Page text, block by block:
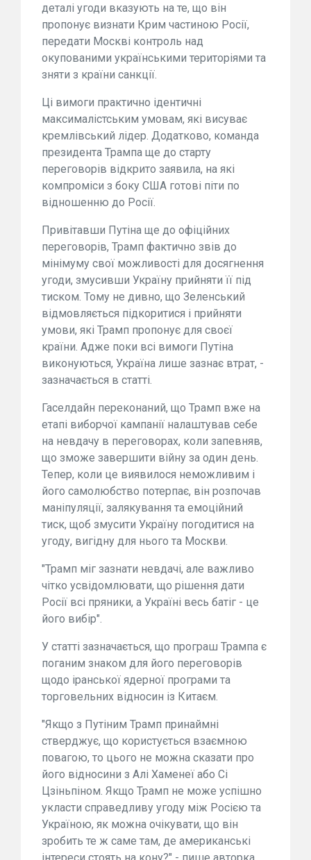
деталі угоди вказують на те, що він
пропонує визнати Крим частиною Росії,
передати Москві контроль над
окупованими українськими територіями та
зняти з країни санкції.
Ці вимоги практично ідентичні
максималістським умовам, які висуває
кремлівський лідер. Додатково, команда
президента Трампа ще до старту
переговорів відкрито заявила, на які
компроміси з боку США готові піти по
відношенню до Росії.
Привітавши Путіна ще до офіційних
переговорів, Трамп фактично звів до
мінімуму свої можливості для досягнення
угоди, змусивши Україну прийняти її під
тиском. Тому не дивно, що Зеленський
відмовляється підкоритися і прийняти
умови, які Трамп пропонує для своєї
країни. Адже поки всі вимоги Путіна
виконуються, Україна лише зазнає втрат, -
зазначається в статті.
Гаселдайн переконаний, що Трамп вже на
етапі виборчої кампанії налаштував себе
на невдачу в переговорах, коли запевняв,
що зможе завершити війну за один день.
Тепер, коли це виявилося неможливим і
його самолюбство потерпає, він розпочав
маніпуляції, залякування та емоційний
тиск, щоб змусити Україну погодитися на
угоду, вигідну для нього та Москви.
"Трамп міг зазнати невдачі, але важливо
чітко усвідомлювати, що рішення дати
Росії всі пряники, а Україні весь батіг - це
його вибір".
У статті зазначається, що програш Трампа є
поганим знаком для його переговорів
щодо іранської ядерної програми та
торговельних відносин із Китаєм.
"Якщо з Путіним Трамп принаймні
стверджує, що користується взаємною
повагою, то цього не можна сказати про
його відносини з Алі Хаменеї або Сі
Цзіньпіном. Якщо Трамп не може успішно
укласти справедливу угоду між Росією та
Україною, як можна очікувати, що він
зробить те ж саме там, де американські